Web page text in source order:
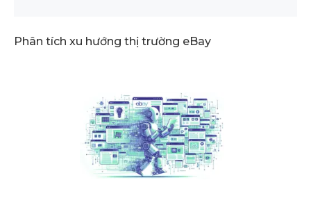
Phân tích xu hướng thị trường eBay